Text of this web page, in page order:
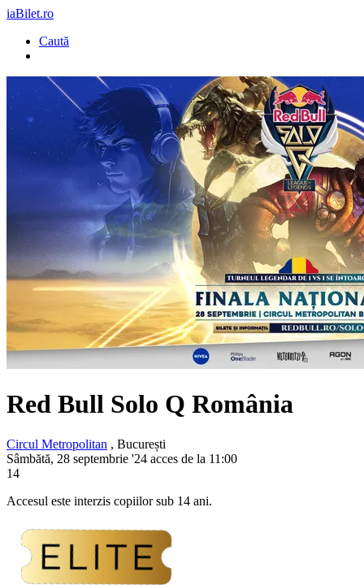
iaBilet.ro
Caută
Red Bull Solo Q România
Circul Metropolitan , București
Sâmbătă, 28 septembrie '24 acces de la 11:00
14
Accesul este interzis copiilor sub 14 ani.